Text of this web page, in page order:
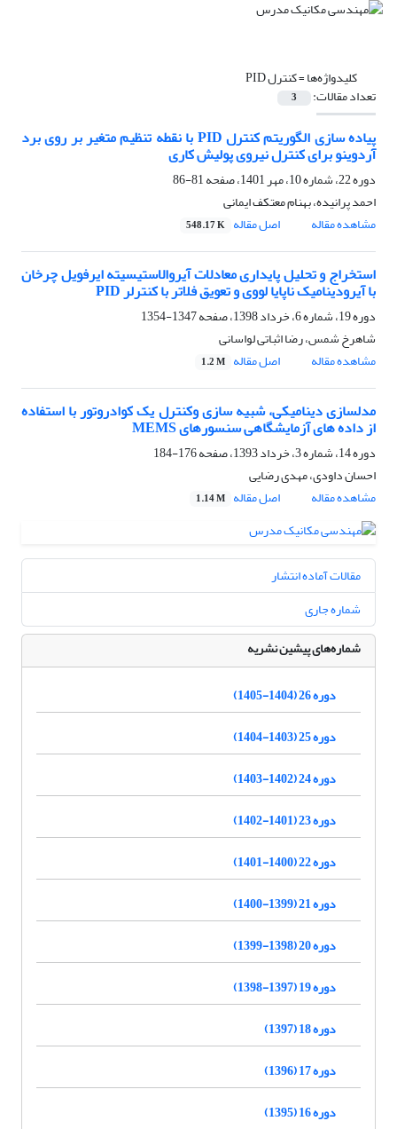
کلیدواژه‌ها =کنترل PID
تعداد مقالات: 3
پیاده سازی الگوریتم کنترل PID با نقطه تنظیم متغیر بر روی برد
آردوینو برای کنترل نیروی پولیش کاری
دوره 22، شماره 10، مهر 1401، صفحه
81-86
احمد پرانیده، بهنام معتکف ایمانی
مشاهده مقاله
اصل مقاله 548.17 K
استخراج و تحلیل پایداری معادلات آیروالاستیسیته ایرفویل چرخان
با آیرودینامیک ناپایا لووی و تعویق فلاتر با کنترلر PID
دوره 19، شماره 6، خرداد 1398، صفحه
1347-1354
شاهرخ شمس، رضا اثباتی لواسانی
مشاهده مقاله
اصل مقاله 1.2 M
مدلسازی دینامیکی، شبیه سازی وکنترل یک کوادروتور با استفاده
از داده های آزمایشگاهی سنسورهای MEMS
دوره 14، شماره 3، خرداد 1393، صفحه
176-184
احسان داودی، مهدی رضایی
مشاهده مقاله
اصل مقاله 1.14 M
مقالات آماده انتشار
شماره جاری
شماره‌های پیشین نشریه
دوره 26 (1404-1405)
دوره 25 (1403-1404)
دوره 24 (1402-1403)
دوره 23 (1401-1402)
دوره 22 (1400-1401)
دوره 21 (1399-1400)
دوره 20 (1398-1399)
دوره 19 (1397-1398)
دوره 18 (1397)
دوره 17 (1396)
دوره 16 (1395)